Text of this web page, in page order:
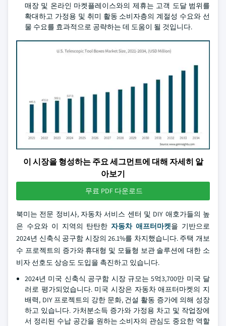
매장 및 온라인 마켓플레이스와의 제휴는 고객 도달 범위를
확대하고 가정용 및 취미 활동 소비자층의 계절성 수요와 선
물 수요를 효과적으로 공략하는 데 도움이 될 것입니다.
이 시장을 형성하는 주요 세그먼트에 대해 자세히 알
아보기
무료 PDF 다운로드
북미는 전문 정비사, 자동차 서비스 센터 및 DIY 애호가들의 높
은 수요와 이 지역의 탄탄한자동차 애프터마켓을 기반으로
2024년 신축식 공구함 시장의 26.1%를 차지했습니다. 주택 개보
수 프로젝트의 증가와 휴대형 및 모듈형 보관 솔루션에 대한 소
비자 선호도 상승도 도입을 촉진하고 있습니다.
2024년 미국 신축식 공구함 시장 규모는 5억3,700만 미국 달
러로 평가되었습니다. 미국 시장은 자동차 애프터마켓의 지
배력, DIY 프로젝트의 강한 문화, 건설 활동 증가에 의해 성장
하고 있습니다. 가처분소득 증가와 가정용 차고 및 작업장에
서 정리된 수납 공간을 원하는 소비자의 관심도 중요한 역할